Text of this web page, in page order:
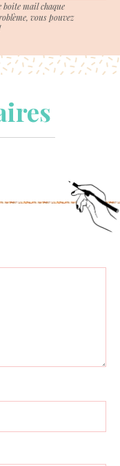
boite mail chaque
vous pouvez